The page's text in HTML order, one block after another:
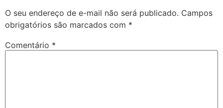
O seu endereço de e-mail não será publicado. Campos
obrigatórios são marcados com *
Comentário *